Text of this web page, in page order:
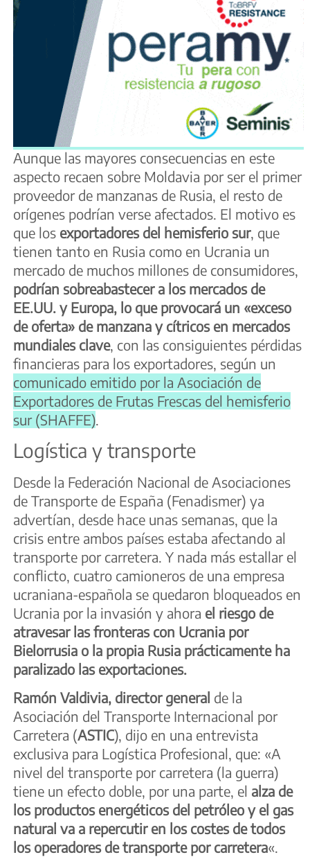
Aunque las mayores consecuencias en este
aspecto recaen sobre Moldavia por ser el primer
proveedor de manzanas de Rusia, el resto de
orígenes podrían verse afectados. El motivo es
que los exportadores del hemisferio sur, que
tienen tanto en Rusia como en Ucrania un
mercado de muchos millones de consumidores,
podrían sobreabastecer a los mercados de
EE.UU. y Europa, lo que provocará un «exceso
de oferta» de manzana y cítricos en mercados
mundiales clave, con las consiguientes pérdidas
financieras para los exportadores, según un
comunicado emitido por la Asociación de
Exportadores de Frutas Frescas del hemisferio
sur (SHAFFE)
Logística y transporte
Desde la Federación Nacional de Asociaciones
de Transporte de España (Fenadismer) ya
advertían, desde hace unas semanas, que la
crisis entre ambos países estaba afectando al
transporte por carretera. Y nada más estallar el
conflicto, cuatro camioneros de una empresa
ucraniana-española se quedaron bloqueados en
Ucrania por la invasión y ahora el riesgo de
atravesar las fronteras con Ucrania por
Bielorrusia o la propia Rusia prácticamente ha
paralizado las exportaciones.
Ramón Valdivia, director general de la
Asociación del Transporte Internacional por
Carretera (ASTIC), dijo en una entrevista
exclusiva para Logística Profesional, que: «A
nivel del transporte por carretera (la guerra)
tiene un efecto doble, por una parte, el alza de
los productos energéticos del petróleo y el gas
natural va a repercutir en los costes de todos
los operadores de transporte por carretera«.